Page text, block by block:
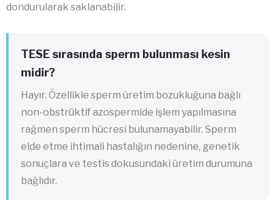
dondurularak saklanabilir.
TESE sırasında sperm bulunması kesin
midir?
Hayır. Özellikle sperm üretim bozukluğuna bağlı
non-obstrüktif azospermide işlem yapılmasına
rağmen sperm hücresi bulunamayabilir. Sperm
elde etme ihtimali hastalığın nedenine, genetik
sonuçlara ve testis dokusundaki üretim durumuna
bağlıdır.